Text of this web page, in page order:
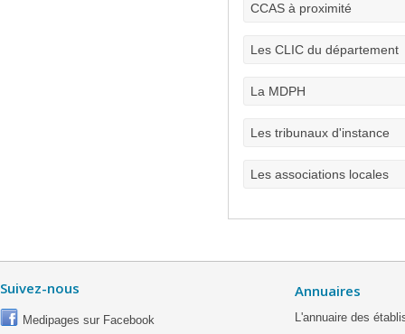
CCAS à proximité
Les CLIC du département
La MDPH
Les tribunaux d'instance
Les associations locales
Suivez-nous
Medipages sur Facebook
Annuaires
L'annuaire des